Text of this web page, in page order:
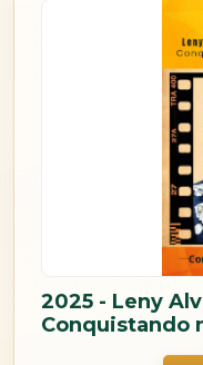
2025 - Leny
Conquistando